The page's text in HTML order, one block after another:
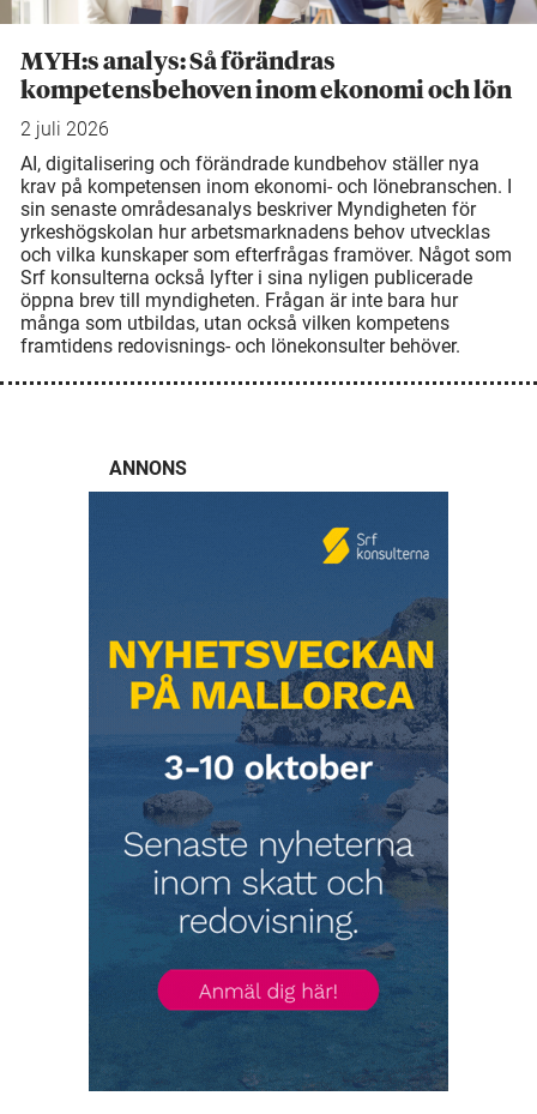
MYH:s analys: Så förändras
kompetensbehoven inom ekonomi och lön
2 juli 2026
AI, digitalisering och förändrade kundbehov ställer nya
krav på kompetensen inom ekonomi- och lönebranschen. I
sin senaste områdesanalys beskriver Myndigheten för
yrkeshögskolan hur arbetsmarknadens behov utvecklas
och vilka kunskaper som efterfrågas framöver. Något som
Srf konsulterna också lyfter i sina nyligen publicerade
öppna brev till myndigheten. Frågan är inte bara hur
många som utbildas, utan också vilken kompetens
framtidens redovisnings- och lönekonsulter behöver.
ANNONS